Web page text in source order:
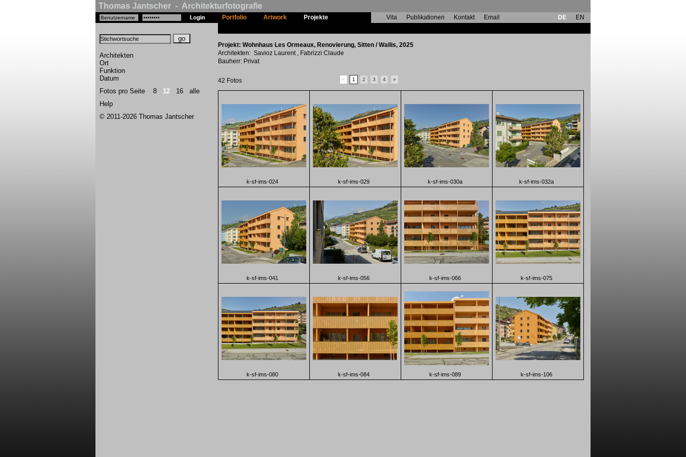
Thomas Jantscher - Architekturfotografie
Architekten
Ort
Funktion
Datum
Fotos pro Seite 8 12 16
alle
Help
© 2011-2026 Thomas Jantscher
Portfolio Artwork Projekte Vita Publikationen Kontakt Email DE
EN
Projekt: Wohnhaus Les Ormeaux, Renovierung, Sitten / Wallis, 2025
Architekten: Savioz Laurent , Fabrizzi Claude
Bauherr: Privat
42 Fotos « 1 2 3 4 »
k-sf-ims-024 k-sf-ims-029 k-sf-ims-030a k-sf-ims-032a
k-sf-ims-041 k-sf-ims-056 k-sf-ims-066 k-sf-ims-075
k-sf-ims-080 k-sf-ims-084 k-sf-ims-089 k-sf-ims-106